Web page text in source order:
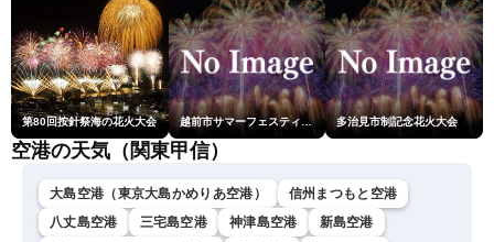
第80回按針祭海の花火大会 越前市サマーフェスティバル花火大会 多治見市制記念花火大会
空港の天気（関東甲信）
大島空港（東京大島かめりあ空港）
信州まつもと空港
八丈島空港
三宅島空港 神津島空港
新島空港